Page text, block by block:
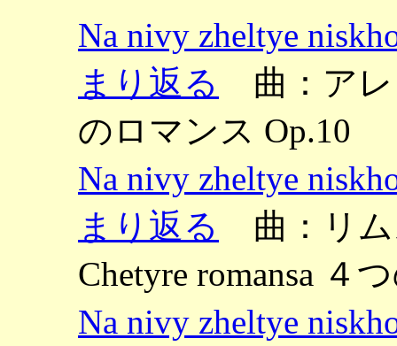
Na nivy zheltye
まり返る
曲：アレ
のロマンス Op.10
Na nivy zheltye
まり返る
曲：リム
Chetyre romansa ４
Na nivy zheltye